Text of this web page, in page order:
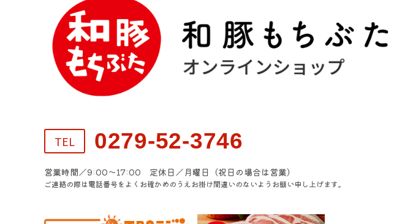
TEL 0279-52-3746
営業時間／9:00～17:00 定休日／月曜日（祝日の場合は営業）
ご連絡の際は電話番号をよくお確かめのうえお掛け間違いのないようお願い申し上げます。